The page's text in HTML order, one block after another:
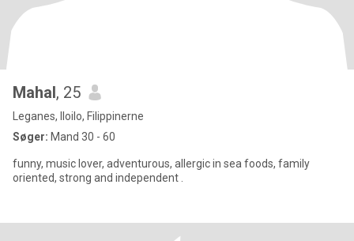
Mahal, 25
Leganes, Iloilo, Filippinerne
Søger: Mand 30 - 60
funny, music lover, adventurous, allergic in sea foods, family
oriented, strong and independent .